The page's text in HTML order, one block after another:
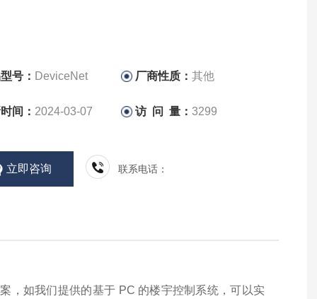
号： DeviceNet 厂商性质：其他
间： 2024-03-07 访 问 量：3299
立即咨询 联系电话：
，如我们提供的基于 PC 的楼宇控制系统，可以实